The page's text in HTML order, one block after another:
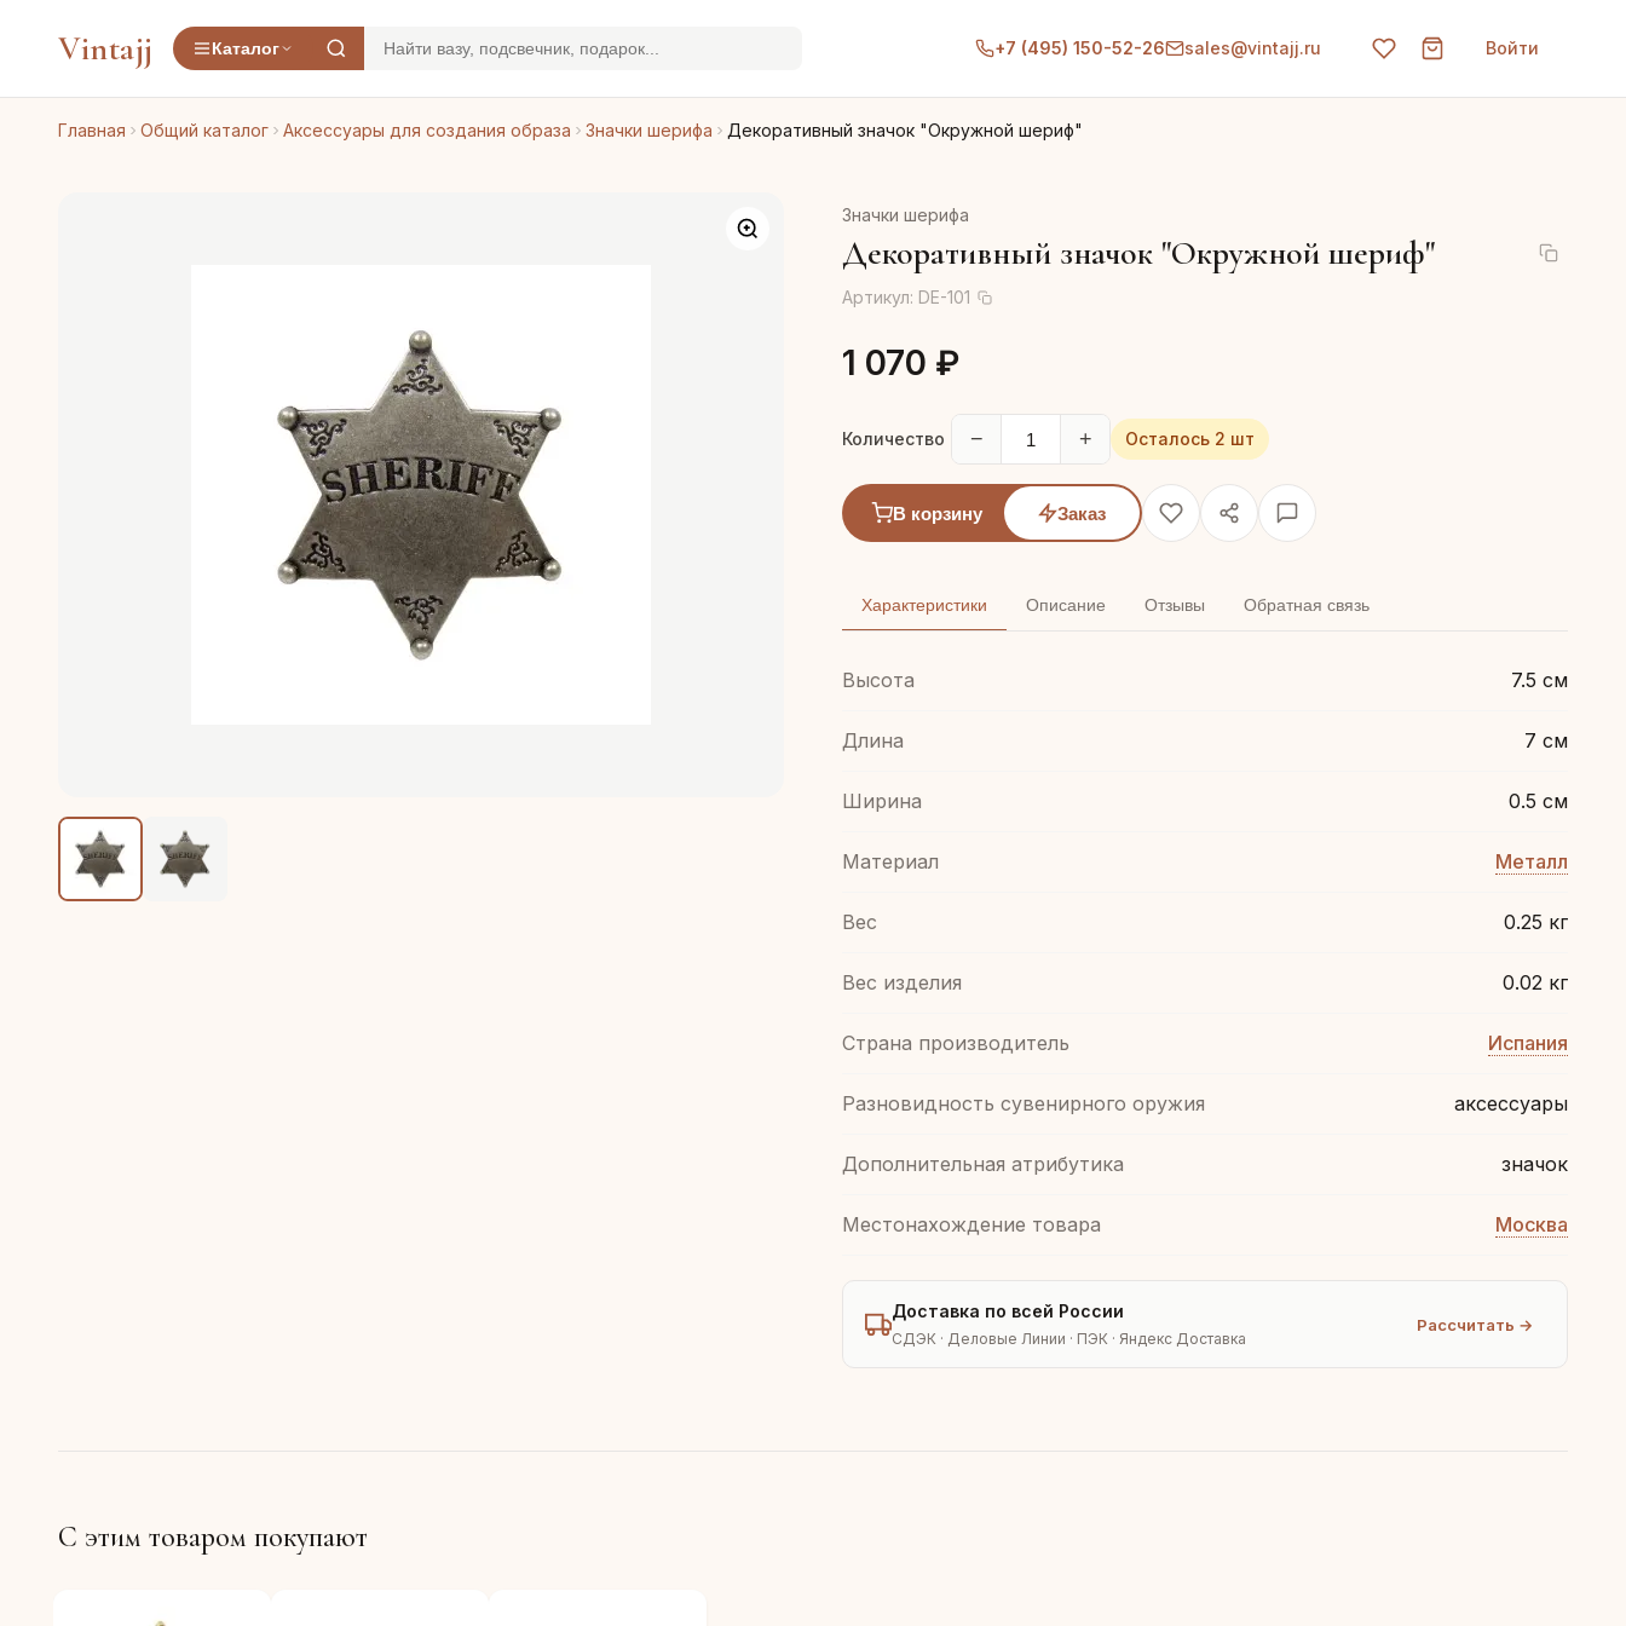
Vintajj Каталог +7 (495) 150-52-26 sales@vintajj.ru Войти
Главная Общий каталог Аксессуары для создания образа Значки шерифа Декоративный значок "Окружной шериф"
Значки шерифа
Декоративный значок "Окружной шериф"
Артикул: DE-101
1 070 ₽
Количество − + Осталось 2 шт
В корзину Заказ
Характеристики Описание Отзывы Обратная связь
Высота 7.5 см
Длина 7 см
Ширина 0.5 см
Материал Металл
Вес 0.25 кг
Вес изделия 0.02 кг
Страна производитель Испания
Разновидность сувенирного оружия аксессуары
Дополнительная атрибутика значок
Местонахождение товара Москва
Доставка по всей России
СДЭК · Деловые Линии · ПЭК · Яндекс Доставка
Рассчитать →
С этим товаром покупают